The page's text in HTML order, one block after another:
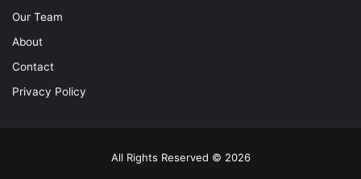
Our Team
About
Contact
Privacy Policy
All Rights Reserved © 2026